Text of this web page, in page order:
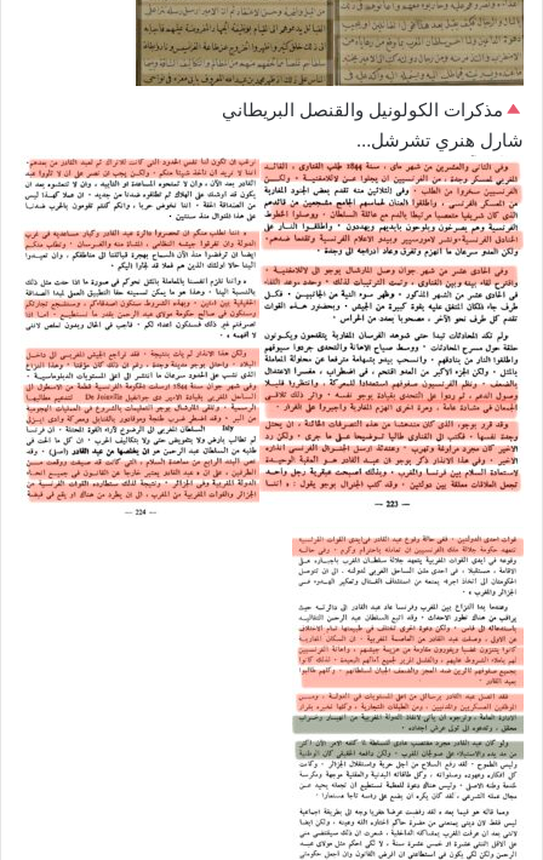
مذكرات الكولونيل والقنصل البريطاني
شارل هنري تشرشل…